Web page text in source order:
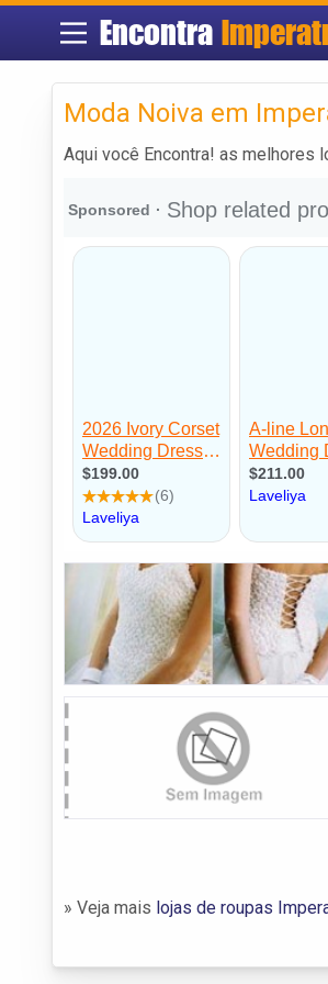
Encontra
Moda Noiva em
Aqui você Encontra! as melhores
» Veja mais lojas de roupas